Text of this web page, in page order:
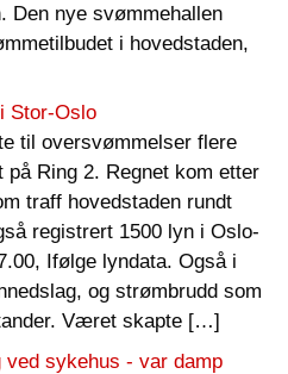
Den nye svømmehallen
i hovedstaden,
Stor-Oslo
til oversvømmelser flere
Ring 2. Regnet kom etter
traff hovedstaden rundt
registrert 1500 lyn i Oslo-
Ifølge lyndata. Også i
og strømbrudd som
Været skapte […]
sykehus - var damp